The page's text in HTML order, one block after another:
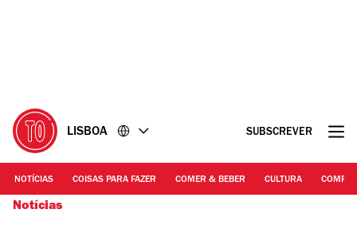
LISBOA SUBSCREVER
NOTÍCIAS COISAS PARA FAZER COMER & BEBER CULTURA
Notícias